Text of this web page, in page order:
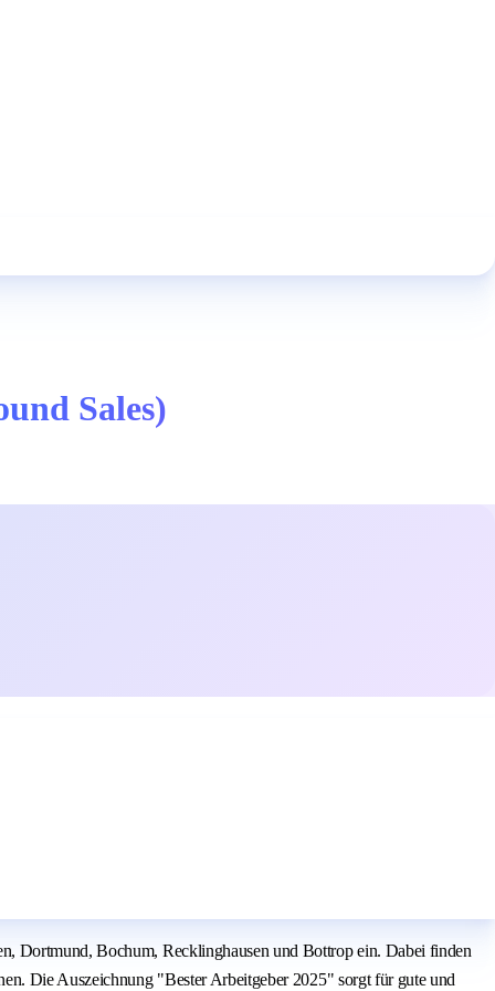
Sales)
Dortmund, Bochum, Recklinghausen und Bottrop ein. Dabei finden
Die Auszeichnung "Bester Arbeitgeber 2025" sorgt für gute und